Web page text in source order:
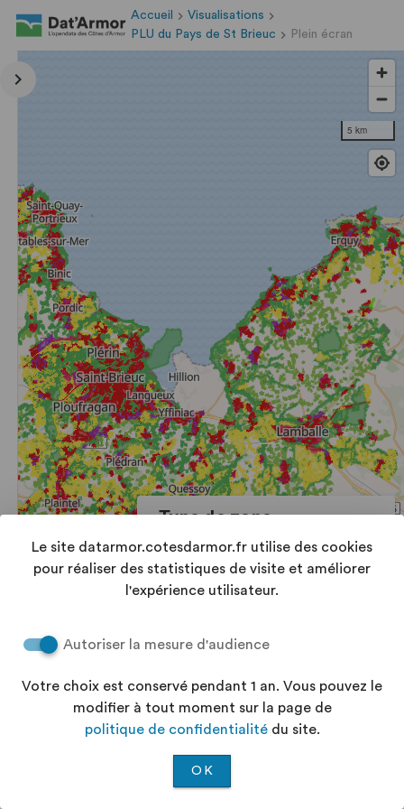
Accueil
Visualisations
PLU du Pays de St Brieuc
Plein écran
Le site datarmor.cotesdarmor.fr utilise des cookies
pour réaliser des statistiques de visite et améliorer
l'expérience utilisateur.
Autoriser la mesure d'audience
Votre choix est conservé pendant 1 an. Vous pouvez le
modifier à tout moment sur la page de
politique de confidentialitédu site.
OK